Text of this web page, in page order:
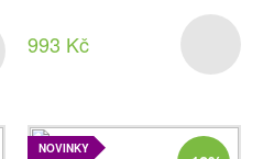
993 Kč
NOVINKY